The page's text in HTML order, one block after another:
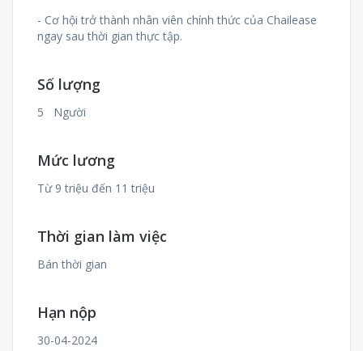
- Cơ hội trở thành nhân viên chính thức của Chailease
ngay sau thời gian thực tập.
Số lượng
5 Người
Mức lương
Từ 9 triệu đến 11 triệu
Thời gian làm việc
Bán thời gian
Hạn nộp
30-04-2024